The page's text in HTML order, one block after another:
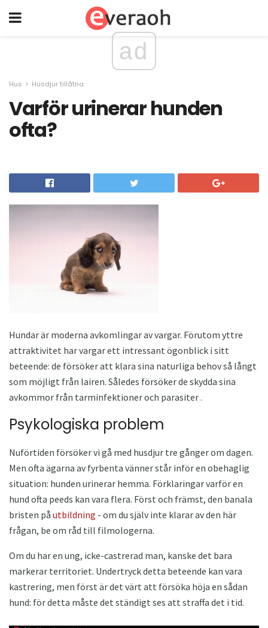
ad
Hus Husdjur tillåtna
Varför urinerar hunden
ofta?
Hundar är moderna avkomlingar av vargar. Förutom yttre
attraktivitet har vargar ett intressant ögonblick i sitt
beteende: de försöker att klara sina naturliga behov så långt
som möjligt från lairen. Således försöker de skydda sina
avkommor från tarminfektioner och parasiter .
Psykologiska problem
Nuförtiden försöker vi gå med husdjur tre gånger om dagen.
Men ofta ägarna av fyrbenta vänner står inför en obehaglig
situation: hunden urinerar hemma. Förklaringar varför en
hund ofta peeds kan vara flera. Först och främst, den banala
bristen på utbildning - om du själv inte klarar av den här
frågan, be om råd till filmologerna.
Om du har en ung, icke-castrerad man, kanske det bara
markerar territoriet. Undertryck detta beteende kan vara
kastrering, men först är det värt att försöka höja en sådan
hund: för detta måste det ständigt ses att straffa det i tid.